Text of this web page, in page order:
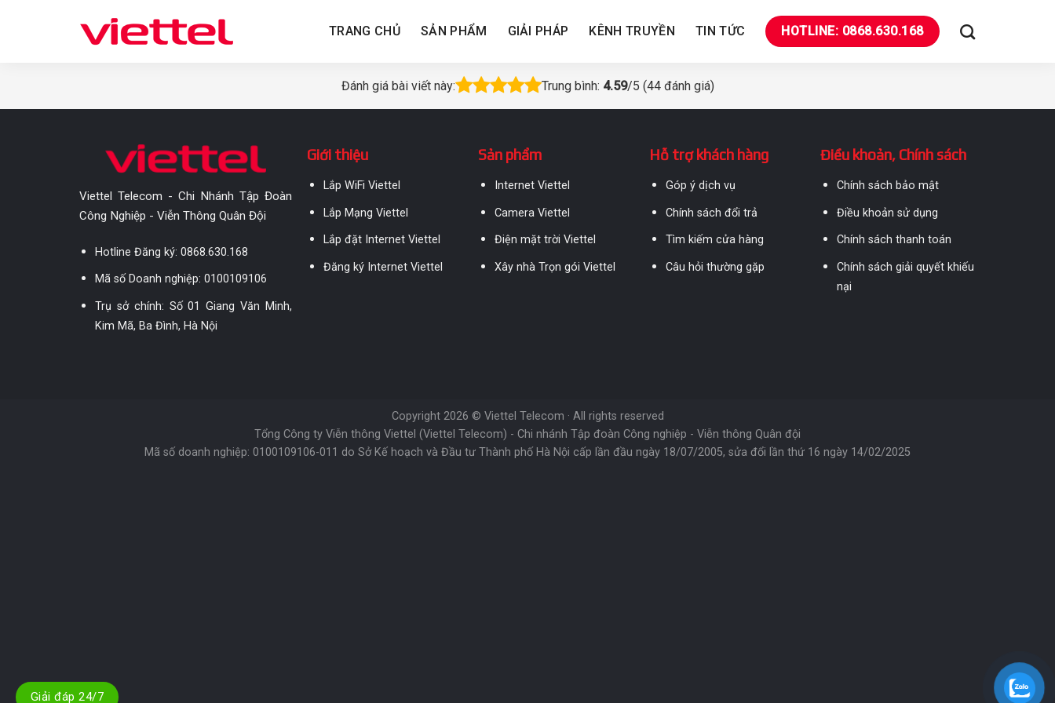
TRANG CHỦ SẢN PHẨM GIẢI PHÁP KÊNH TRUYỀN TIN TỨC HOTLINE: 0868.630.168
Đánh giá bài viết này: Trung bình: 4.59/5 (44đánh giá)
Viettel Telecom - Chi Nhánh Tập Đoàn
Công Nghiệp - Viễn Thông Quân Đội
Hotline Đăng ký:0868.630.168
Mã số Doanh nghiệp: 0100109106
Trụ sở chính: Số 01 Giang Văn Minh,
Kim Mã, Ba Đình, Hà Nội
Giới thiệu
Lắp WiFi Viettel
Lắp Mạng Viettel
Lắp đặt Internet Viettel
Đăng ký Internet Viettel
Sản phẩm
Internet Viettel
Camera Viettel
Điện mặt trời Viettel
Xây nhà Trọn gói Viettel
Hỗ trợ khách hàng
Góp ý dịch vụ
Chính sách đổi trả
Tìm kiếm cửa hàng
Câu hỏi thường gặp
Điều khoản, Chính sách
Chính sách bảo mật
Điều khoản sử dụng
Chính sách thanh toán
Chính sách giải quyết khiếu
nại
Copyright 2026 © Viettel Telecom · All rights reserved
Tổng Công ty Viễn thông Viettel (Viettel Telecom) - Chi nhánh Tập đoàn Công nghiệp - Viễn thông Quân đội
Mã số doanh nghiệp: 0100109106-011 do Sở Kế hoạch và Đầu tư Thành phố Hà Nội cấp lần đầu ngày 18/07/2005, sửa đổi lần thứ 16 ngày 14/02/2025
Giải đáp 24/7